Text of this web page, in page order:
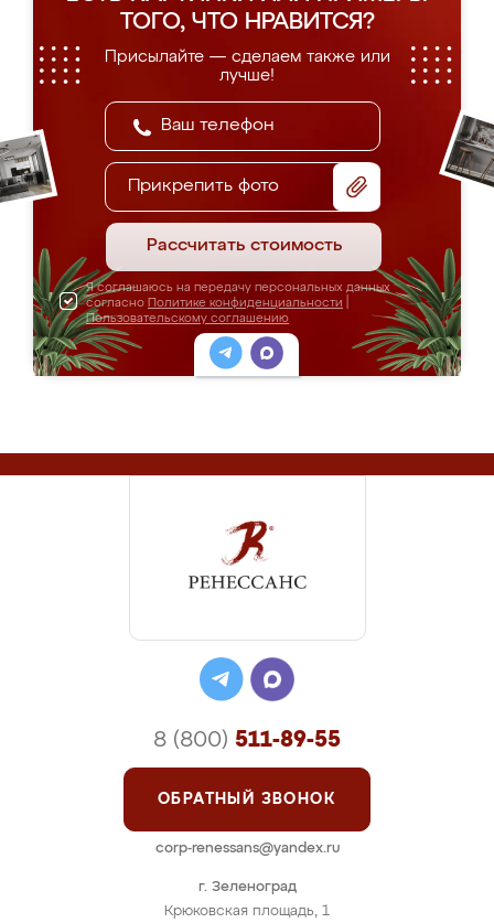
ТОГО, ЧТО НРАВИТСЯ?
Присылайте — сделаем также или
лучше!
Прикрепить фото
Рассчитать стоимость
Я соглашаюсь на передачу персональных данных
согласно Политике конфиденциальности
Пользовательскому соглашению
г. Зеленоград
Крюковская площадь, 1
8 (800) 511-89-55
ОБРАТНЫЙ ЗВОНОК
corp-renessans@yandex.ru